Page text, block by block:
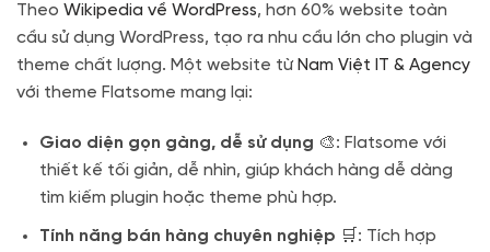
Theo Wikipedia về WordPress, hơn 60% website toàn
cầu sử dụng WordPress, tạo ra nhu cầu lớn cho plugin và
theme chất lượng. Một website từ Nam Việt IT & Agency
với theme Flatsome mang lại:
Giao diện gọn gàng, dễ sử dụng 🎨: Flatsome với
thiết kế tối giản, dễ nhìn, giúp khách hàng dễ dàng
tìm kiếm plugin hoặc theme phù hợp.
Tính năng bán hàng chuyên nghiệp 🛒: Tích hợp